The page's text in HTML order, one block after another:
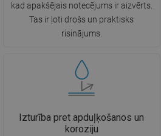
kad apakšējais notecējums ir aizvērts.
Tas ir ļoti drošs un praktisks
risinājums.
Izturība pret apduļķošanos un
koroziju